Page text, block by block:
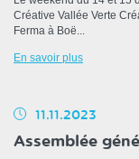
Créative Vallée Verte
Ferma à Boë...
En savoir plus
11.11.2023
Assemblée